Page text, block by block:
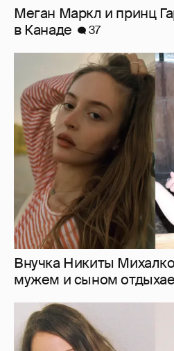
Внучка Никиты
мужем и сыном
"Лолита". Аглая